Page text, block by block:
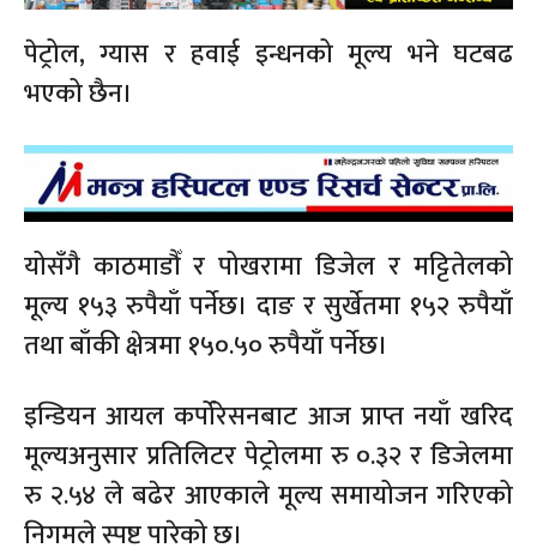
पेट्रोल, ग्यास र हवाई इन्धनको मूल्य भने घटबढ
भएको छैन।
योसँगै काठमाडौँ र पोखरामा डिजेल र मट्टितेलको
मूल्य १५३ रुपैयाँ पर्नेछ। दाङ र सुर्खेतमा १५२ रुपैयाँ
तथा बाँकी क्षेत्रमा १५०.५० रुपैयाँ पर्नेछ।
इन्डियन आयल कर्पोरेसनबाट आज प्राप्त नयाँ खरिद
मूल्यअनुसार प्रतिलिटर पेट्रोलमा रु ०.३२ र डिजेलमा
रु २.५४ ले बढेर आएकाले मूल्य समायोजन गरिएको
निगमले स्पष्ट पारेको छ।